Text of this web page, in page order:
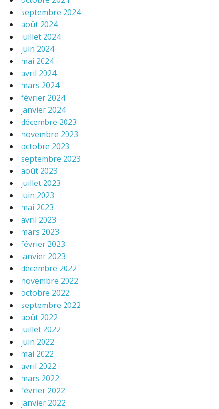
septembre 2024
août 2024
juillet 2024
juin 2024
mai 2024
avril 2024
mars 2024
février 2024
janvier 2024
décembre 2023
novembre 2023
octobre 2023
septembre 2023
août 2023
juillet 2023
juin 2023
mai 2023
avril 2023
mars 2023
février 2023
janvier 2023
décembre 2022
novembre 2022
octobre 2022
septembre 2022
août 2022
juillet 2022
juin 2022
mai 2022
avril 2022
mars 2022
février 2022
janvier 2022